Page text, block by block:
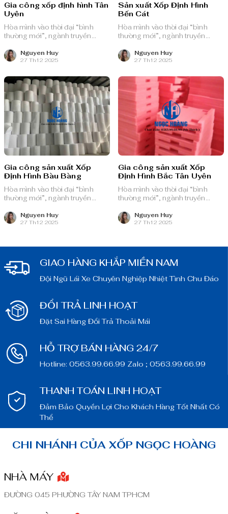
Gia công xốp định hình Tân
Uyên
Hòa mình vào thời đại “bình
thường mới”, ngành truyền
nguồn lực dồi dào và chiến lược
bài bản, sẵn sàng ghi danh trên
Nguyen Huy
27 Th12 2025
Sản xuất Xốp Định Hình
Bến Cát
Hòa mình vào thời đại “bình
thường mới”, ngành truyền
nguồn lực dồi dào và chiến lược
bài bản, sẵn sàng ghi danh trên
Nguyen Huy
27 Th12 2025
Gia công sản xuất Xốp
Định Hình Bàu Bàng
Hòa mình vào thời đại “bình
thường mới”, ngành truyền
nguồn lực dồi dào và chiến lược
bài bản, sẵn sàng ghi danh trên
Nguyen Huy
27 Th12 2025
Gia công sản xuất Xốp
Định Hình Bắc Tân Uyên
Hòa mình vào thời đại “bình
thường mới”, ngành truyền
nguồn lực dồi dào và chiến lược
bài bản, sẵn sàng ghi danh trên
Nguyen Huy
27 Th12 2025
GIAO HÀNG KHẮP MIỀN NAM
Đội Ngũ Lái Xe Chuyên Nghiệp Nhiệt Tình Chu Đáo
ĐỔI TRẢ LINH HOẠT
Đặt Sai Hàng Đổi Trả Thoải Mái
HỖ TRỢ BÁN HÀNG 24/7
Hotline: 0563.99.66.99 Zalo ; 0563.99.66.99
THANH TOÁN LINH HOẠT
Đảm Bảo Quyền Lợi Cho Khách Hàng Tốt Nhất Có
Thể
CHI NHÁNH CỦA XỐP NGỌC HOÀNG
NHÀ MÁY
ĐƯỜNG 045 PHƯỜNG TÂY NAM TPHCM